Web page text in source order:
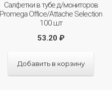
Салфетки в тубе д/мониторов
Promega Office/Attache Selection
100 шт
53.20 ₽
Добавить в корзину